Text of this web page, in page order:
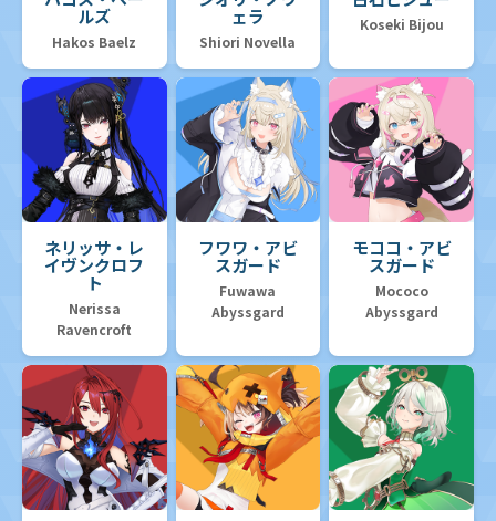
ルズ
Hakos Baelz
ェラ
Shiori Novella
Koseki Bijou
ネリッサ・レ
イヴンクロフ
ト
Nerissa
Ravencroft
フワワ・アビ
スガード
Fuwawa
Abyssgard
モココ・アビ
スガード
Mococo
Abyssgard